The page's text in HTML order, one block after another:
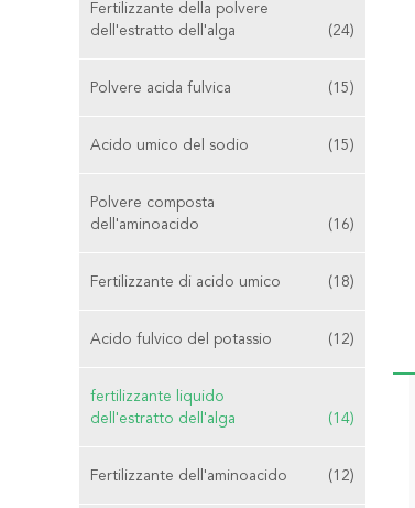
Fertilizzante della polvere
dell'estratto dell'alga
(24)
Polvere acida fulvica (15)
Acido umico del sodio (15)
Polvere composta
dell'aminoacido
(16)
Fertilizzante di acido umico (18)
Acido fulvico del potassio (12)
fertilizzante liquido
dell'estratto dell'alga
(14)
Fertilizzante dell'aminoacido (12)